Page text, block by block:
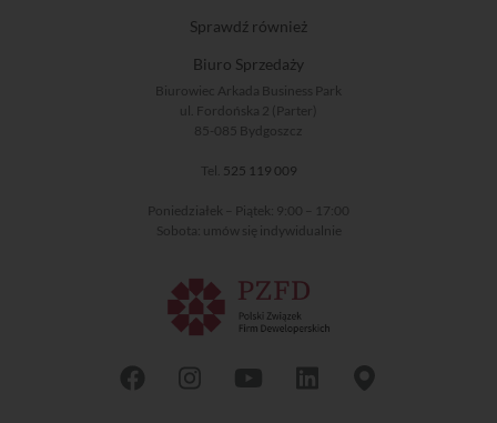
Sprawdź również
Biuro Sprzedaży
Biurowiec Arkada Business Park
ul. Fordońska 2 (Parter)
85-085 Bydgoszcz
Tel. 525 119 009
Poniedziałek – Piątek: 9:00 – 17:00
Sobota: umów się indywidualnie